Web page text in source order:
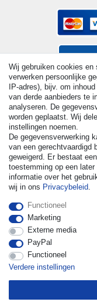
© Copyright 2026 |
reserved. Prices
Wij gebruiken cookies en
verwerken persoonlijke
IP-adres), bijv. om
van derde aanbieders te
analyseren. De
worden geplaatst. Wij
instellingen noemen.
De gegevensverwerking
van een gerechtvaardigd
geweigerd. Er bestaat
toestemming op een
informatie over het
wij in ons Privacybeleid.
Functioneel
Marketing
Externe media
PayPal
Functioneel
Verdere instellingen